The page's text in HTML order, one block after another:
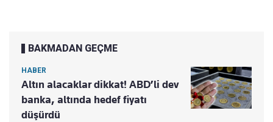
BAKMADAN GEÇME
HABER
Altın alacaklar dikkat! ABD’li dev
banka, altında hedef fiyatı
düşürdü